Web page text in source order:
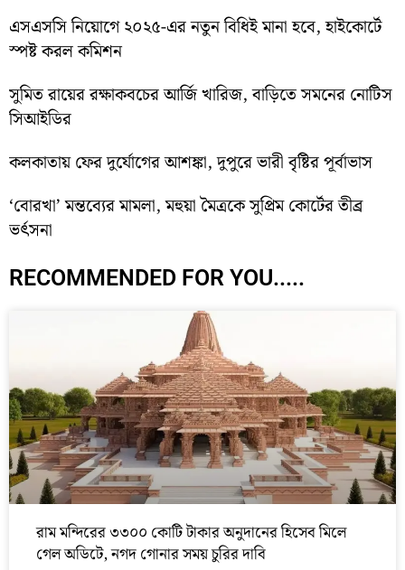
এসএসসি নিয়োগে ২০২৫-এর নতুন বিধিই মানা হবে, হাইকোর্টে
স্পষ্ট করল কমিশন
সুমিত রায়ের রক্ষাকবচের আর্জি খারিজ, বাড়িতে সমনের নোটিস
সিআইডির
কলকাতায় ফের দুর্যোগের আশঙ্কা, দুপুরে ভারী বৃষ্টির পূর্বাভাস
‘বোরখা’ মন্তব্যের মামলা, মহুয়া মৈত্রকে সুপ্রিম কোর্টের তীব্র
ভর্ৎসনা
RECOMMENDED FOR YOU.....
রাম মন্দিরের ৩৩০০ কোটি টাকার অনুদানের হিসেব মিলে
গেল অডিটে, নগদ গোনার সময় চুরির দাবি